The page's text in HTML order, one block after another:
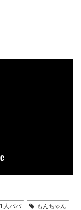
1人パパ
もんちゃん